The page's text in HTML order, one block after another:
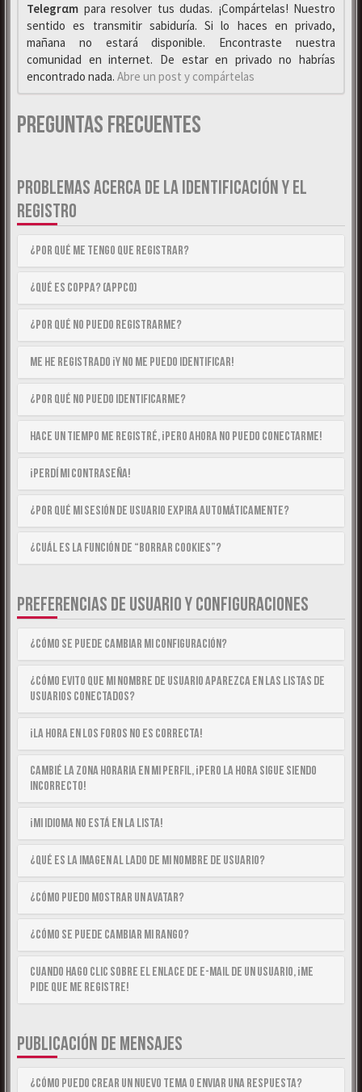
Telegrαm para resolver tus dudas. ¡Compártelas! Nuestro
sentido es transmitir sabiduría. Si lo haces en privado,
mañana no estará disponible. Encontraste nuestra
comunidad en internet. De estar en privado no habrías
encontrado nada. Abre un post y compártelas
Preguntas Frecuentes
PROBLEMAS ACERCA DE LA IDENTIFICACIÓN Y EL
REGISTRO
¿Por qué me tengo que registrar?
¿Qué es COPPA? (APPCO)
¿Por qué no puedo registrarme?
Me he registrado ¡y no me puedo identificar!
¿Por qué no puedo identificarme?
Hace un tiempo me registré, ¡pero ahora no puedo conectarme!
¡Perdí mi contraseña!
¿Por qué mi sesión de usuario expira automáticamente?
¿Cuál es la función de “Borrar cookies”?
PREFERENCIAS DE USUARIO Y CONFIGURACIONES
¿Cómo se puede cambiar mi configuración?
¿Cómo evito que mi nombre de usuario aparezca en las listas de
usuarios conectados?
¡La hora en los foros no es correcta!
Cambié la zona horaria en mi perfil, ¡pero la hora sigue siendo
incorrecto!
¡Mi idioma no está en la lista!
¿Qué es la imagen al lado de mi nombre de usuario?
¿Cómo puedo mostrar un avatar?
¿Cómo se puede cambiar mi rango?
Cuando hago clic sobre el enlace de e-mail de un usuario, ¡me
pide que me registre!
PUBLICACIÓN DE MENSAJES
¿Cómo puedo crear un nuevo tema o enviar una respuesta?